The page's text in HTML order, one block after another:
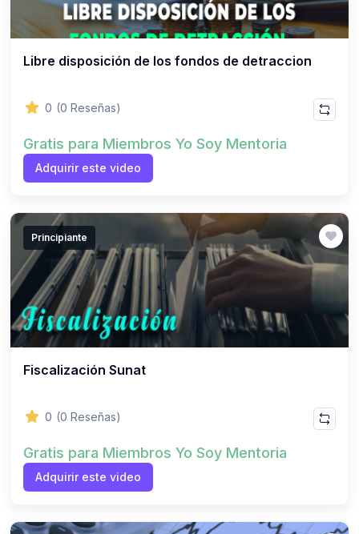
Libre disposición de los fondos de detraccion
0 (0 Reseñas)
Gratis para Miembros Yo Soy Mentoria
Adquirir este video
Principiante
Fiscalización Sunat
0 (0 Reseñas)
Gratis para Miembros Yo Soy Mentoria
Adquirir este video